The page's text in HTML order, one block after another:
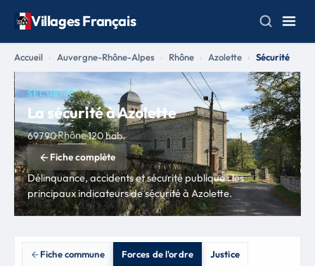
Villages Français
Accueil Auvergne-Rhône-Alpes Rhône Azolette Sécurité
SÉCURITÉ
La sécurité à Azolette
69790·Rhône·120 hab.
Fiche complète
Délinquance, accidents et sécurité publique : les
principaux indicateurs de sécurité à Azolette.
Fiche commune Forces de l'ordre Justice